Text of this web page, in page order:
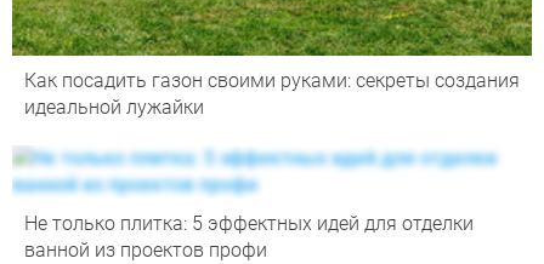
Как посадить газон своими руками: секреты создания
идеальной лужайки
Не только плитка: 5 эффектных идей для отделки
ванной из проектов профи